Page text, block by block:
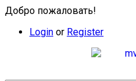
Добро пожаловать!
Login or Register